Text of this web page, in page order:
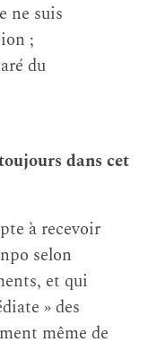
ne suis
;
du
dans cet
à recevoir
selon
et qui
» des
même de